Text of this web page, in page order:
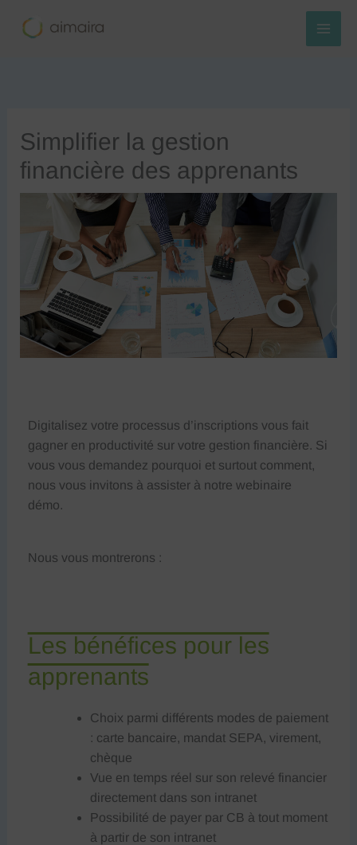
Simplifier la gestion
financière des apprenants
Digitalisez votre processus d’inscriptions vous fait
gagner en productivité sur votre gestion financière. Si
vous vous demandez pourquoi et surtout comment,
nous vous invitons à assister à notre webinaire
démo.
Nous vous montrerons :
Les bénéfices pour les
apprenants
Choix parmi différents modes de paiement
: carte bancaire, mandat SEPA, virement,
chèque
Vue en temps réel sur son relevé financier
directement dans son intranet
Possibilité de payer par CB à tout moment
à partir de son intranet